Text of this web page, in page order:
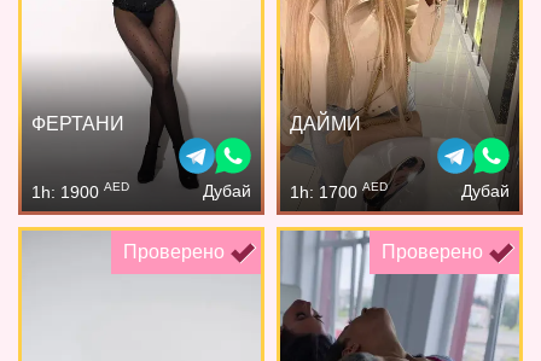
ФЕРТАНИ
1h: 1900 AED Дубай
ДАЙМИ
1h: 1700 AED Дубай
Проверено Проверено